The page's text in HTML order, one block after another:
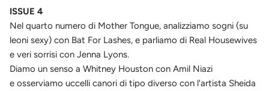
ISSUE 4
Nel quarto numero di Mother Tongue, analizziamo sogni (su
leoni sexy) con Bat For Lashes, e parliamo di Real Housewives
e veri sorrisi con Jenna Lyons.
Diamo un senso a Whitney Houston con Amil Niazi
e osserviamo uccelli canori di tipo diverso con l'artista Sheida